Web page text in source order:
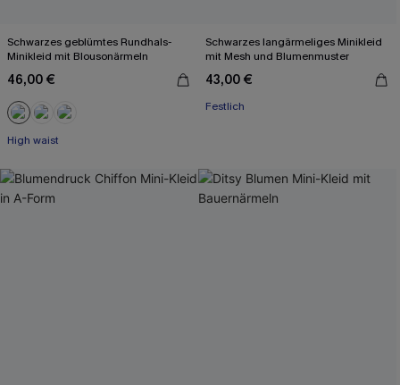
Schwarzes geblümtes Rundhals-
Minikleid mit Blousonärmeln
46,00 €
High waist
Schwarzes langärmeliges Minikleid
mit Mesh und Blumenmuster
43,00 €
Festlich